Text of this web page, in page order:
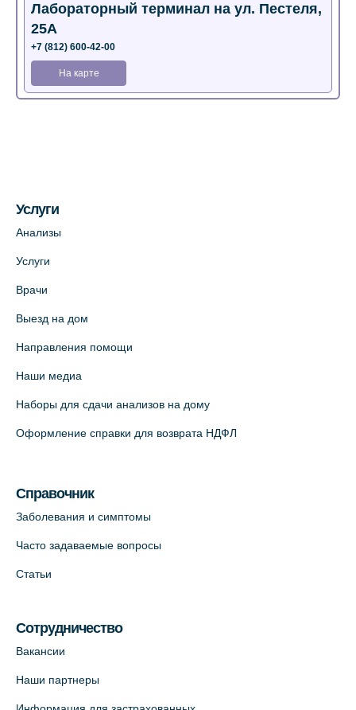
Лабораторный терминал на ул. Пестеля,
25А
+7 (812) 600-42-00
На карте
Медицинский центр на ул. Моисеенко, 5
+7 (812) 660-73-69
+7 (812) 660-73-69
На карте
Красносельское шоссе, 54, к.3
Медицинский центр на Кондратьевском
Услуги
Анализы
Услуги
Врачи
Выезд на дом
Направления помощи
Наши медиа
Наборы для сдачи анализов на дому
Оформление справки для возврата НДФЛ
Справочник
Заболевания и симптомы
Часто задаваемые вопросы
Статьи
Сотрудничество
Вакансии
Наши партнеры